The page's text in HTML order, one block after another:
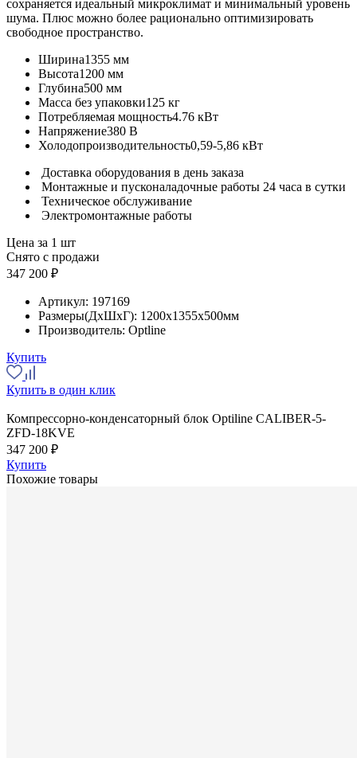
сохраняется идеальный микроклимат и минимальный уровень
шума. Плюс можно более рационально оптимизировать
свободное пространство.
Ширина1355 мм
Высота1200 мм
Глубина500 мм
Масса без упаковки125 кг
Потребляемая мощность4.76 кВт
Напряжение380 В
Холодопроизводительность0,59-5,86 кВт
Доставка оборудования в день заказа
Монтажные и пусконаладочные работы 24 часа в сутки
Техническое обслуживание
Электромонтажные работы
Цена за 1 шт
Снято с продажи
347 200 ₽
Артикул: 197169
Размеры(ДхШхГ): 1200x1355x500мм
Производитель: Optline
Купить
Купить в один клик
Компрессорно-конденсаторный блок Optiline CALIBER-5-
ZFD-18KVE
347 200 ₽
Купить
Похожие товары